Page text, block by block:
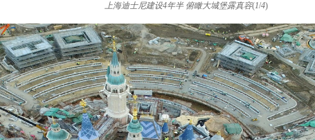
上海迪士尼建设4年半 俯瞰大城堡露真容(1/4)